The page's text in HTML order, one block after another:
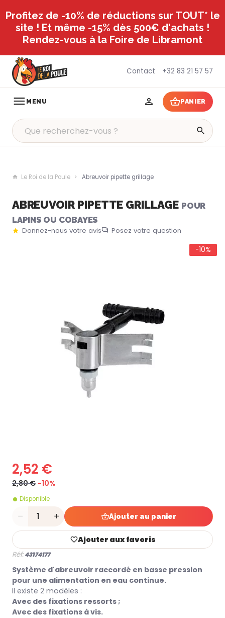
Profitez de -10% de réductions sur TOUT* le
site ! Et même -15% dès 500€ d'achats !
Rendez-vous à la Foire de Libramont
Contact +32 83 21 57 57
MENU PANIER
Le Roi de la Poule Abreuvoir pipette grillage
ABREUVOIR PIPETTE GRILLAGE POUR
LAPINS OU COBAYES
Donnez-nous votre avis
Posez votre question
-10%
2,52 €
2,80 € -10%
Disponible
Quantité Ajouter au panier
Ajouter aux favoris
Réf:43174177
Système d'abreuvoir raccordé en basse pression
pour une alimentation en eau continue.
Il existe 2 modèles :
Avec des fixations ressorts ;
Avec des fixations à vis.